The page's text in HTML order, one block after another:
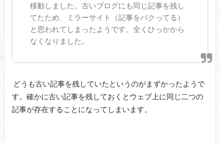
移動しました。古いブログにも同じ記事を残し
てたため、ミラーサイト（記事をパクってる）
と思われてしまったようです。全くひっかから
なくなりました。
どうも古い記事を残していたというのがまずかったようで
す。確かに古い記事を残しておくとウェブ上に同じ二つの
記事が存在することになってしまいます。